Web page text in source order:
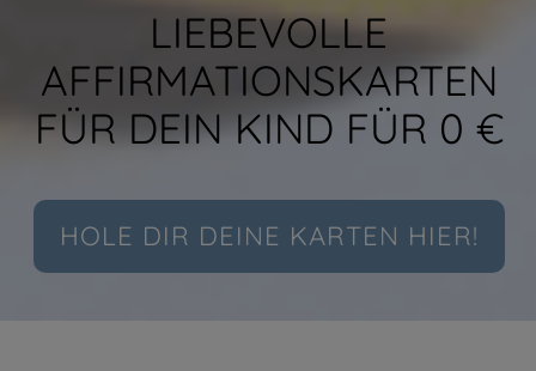
LIEBEVOLLE
AFFIRMATIONSKARTEN
FÜR DEIN KIND FÜR 0 €
HOLE DIR DEINE KARTEN HIER!